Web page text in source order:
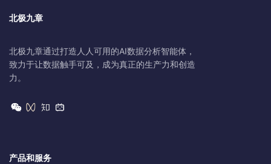
北极九章
北极九章通过打造人人可用的AI数据分析智能体，
致力于让数据触手可及，成为真正的生产力和创造
力。
产品和服务